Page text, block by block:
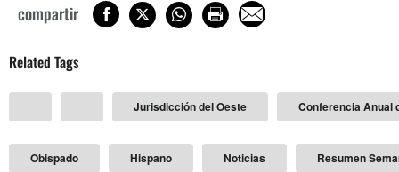
compartir
Related Tags
Jurisdicción del Oeste Conferencia Anual
Obispado Hispano Noticias Resumen